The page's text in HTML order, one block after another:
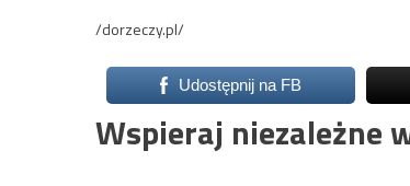
/dorzeczy.pl/
Udostępnij na FB
Wspieraj niezależne